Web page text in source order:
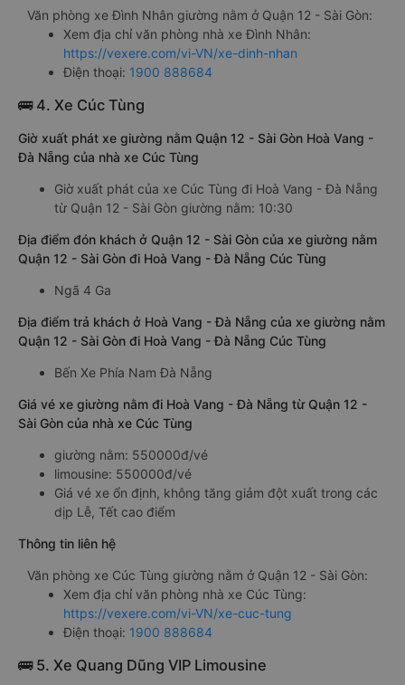
Văn phòng xe Đình Nhân giường nằm ở Quận 12 - Sài Gòn:
Xem địa chỉ văn phòng nhà xe Đình Nhân:
https://vexere.com/vi-VN/xe-dinh-nhan
Điện thoại: 1900 888684
🚌 4. Xe Cúc Tùng
Giờ xuất phát xe giường nằm Quận 12 - Sài Gòn Hoà Vang -
Đà Nẵng của nhà xe Cúc Tùng
Giờ xuất phát của xe Cúc Tùng đi Hoà Vang - Đà Nẵng
từ Quận 12 - Sài Gòn giường nằm: 10:30
Địa điểm đón khách ở Quận 12 - Sài Gòn của xe giường nằm
Quận 12 - Sài Gòn đi Hoà Vang - Đà Nẵng Cúc Tùng
Ngã 4 Ga
Địa điểm trả khách ở Hoà Vang - Đà Nẵng của xe giường nằm
Quận 12 - Sài Gòn đi Hoà Vang - Đà Nẵng Cúc Tùng
Bến Xe Phía Nam Đà Nẵng
Giá vé xe giường nằm đi Hoà Vang - Đà Nẵng từ Quận 12 -
Sài Gòn của nhà xe Cúc Tùng
giường nằm: 550000đ/vé
limousine: 550000đ/vé
Giá vé xe ổn định, không tăng giảm đột xuất trong các
dịp Lễ, Tết cao điểm
Thông tin liên hệ
Văn phòng xe Cúc Tùng giường nằm ở Quận 12 - Sài Gòn:
Xem địa chỉ văn phòng nhà xe Cúc Tùng:
https://vexere.com/vi-VN/xe-cuc-tung
Điện thoại: 1900 888684
🚌 5. Xe Quang Dũng VIP Limousine